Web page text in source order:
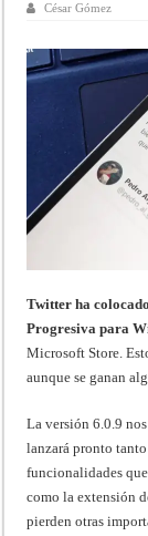
César Gómez
Twitter ha
Progresiva para
Microsoft Store.
aunque se ganan
La versión 6.0.9
lanzará pronto
funcionalidades
como la extensión
pierden otras